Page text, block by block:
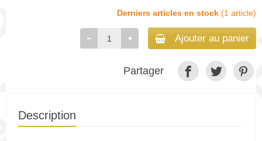
Derniers articles en stock (1 article)
Ajouter au panier
Partager
Description